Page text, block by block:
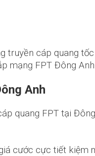
truyền cáp quang
mạng FPT Đông Anh
Anh
quang FPT tại
cước cực tiết